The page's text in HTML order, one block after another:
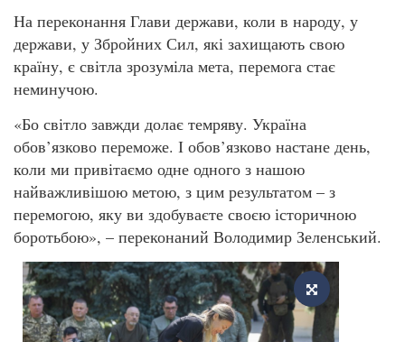
На переконання Глави держави, коли в народу, у
держави, у Збройних Сил, які захищають свою
країну, є світла зрозуміла мета, перемога стає
неминучою.
«Бо світло завжди долає темряву. Україна
обов’язково переможе. І обов’язково настане день,
коли ми привітаємо одне одного з нашою
найважливішою метою, з цим результатом – з
перемогою, яку ви здобуваєте своєю історичною
боротьбою», – переконаний Володимир Зеленський.